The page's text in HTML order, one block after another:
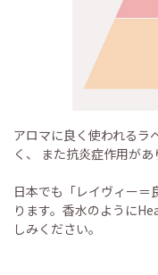
アロマに良く使われるラ
く、 また抗炎症作用があ
日本でも「レイヴィー＝
ります。香水のように
しみください。